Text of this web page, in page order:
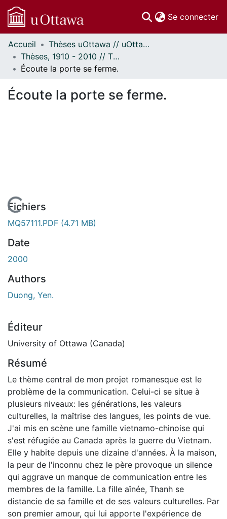
Se connecter
Communautés
et collections
Parcourir
Statistiques
À propos
Accueil
Thèses uOttawa // uOttawa Theses
Thèses, 1910 - 2010 // Theses, 1910 - 2010
Écoute la porte se ferme.
Écoute la porte se ferme.
En cours de chargement...
Fichiers
MQ57111.PDF (4.71 MB)
Date
2000
Authors
Duong, Yen.
Éditeur
University of Ottawa (Canada)
Résumé
Le thème central de mon projet romanesque est le
problème de la communication. Celui-ci se situe à
plusieurs niveaux: les générations, les valeurs
culturelles, la maîtrise des langues, les points de vue.
J'ai mis en scène une famille vietnamo-chinoise qui
s'est réfugiée au Canada après la guerre du Vietnam.
Elle y habite depuis une dizaine d'années. À la maison,
la peur de l'inconnu chez le père provoque un silence
qui aggrave un manque de communication entre les
membres de la famille. La fille aînée, Thanh se
distancie de sa famille et de ses valeurs culturelles. Par
son premier amour, qui lui apporte l'expérience de